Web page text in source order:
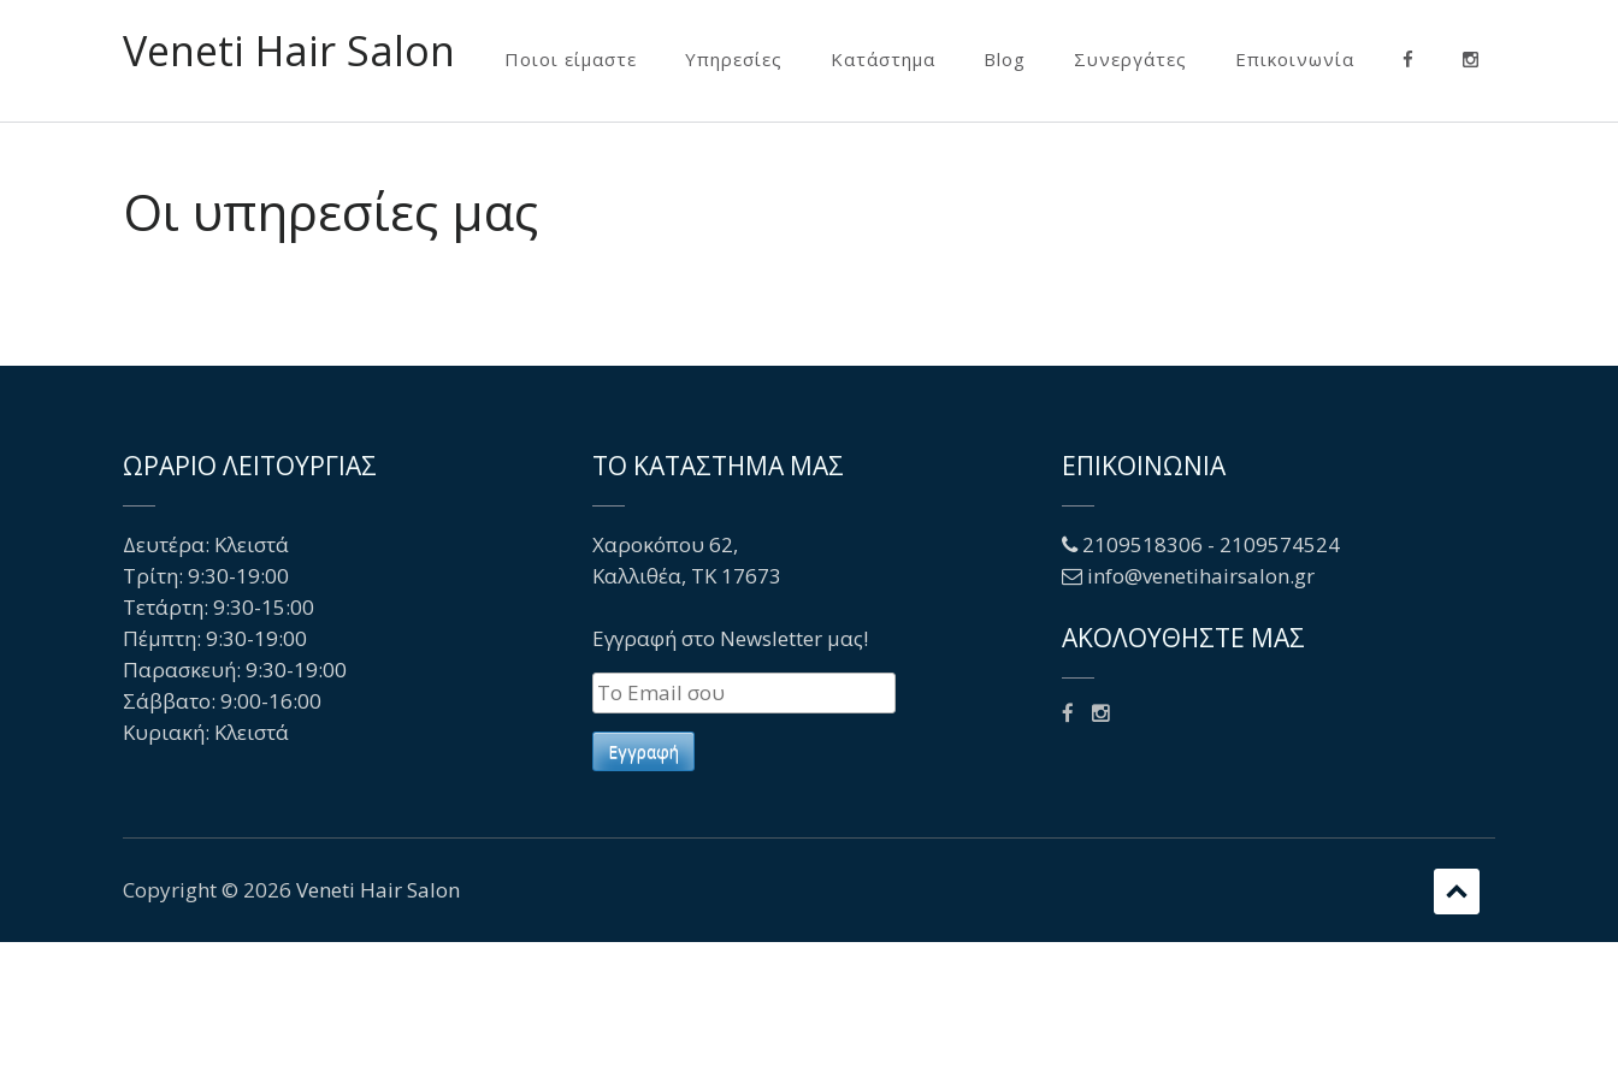
Veneti Hair Salon Ποιοι είμαστε Υπηρεσίες Κατάστημα Blog Συνεργάτες Επικοινωνία
Οι υπηρεσίες μας
ΩΡΑΡΙΟ ΛΕΙΤΟΥΡΓΙΑΣ
Δευτέρα: Κλειστά
Τρίτη: 9:30-19:00
Τετάρτη: 9:30-15:00
Πέμπτη: 9:30-19:00
Παρασκευή: 9:30-19:00
Σάββατο: 9:00-16:00
Κυριακή: Κλειστά
ΤΟ ΚΑΤΑΣΤΗΜΑ ΜΑΣ
Χαροκόπου 62,
Καλλιθέα, TK 17673
Εγγραφή στο Newsletter μας!
ΕΠΙΚΟΙΝΩΝΙΑ
2109518306 - 2109574524
info@venetihairsalon.gr
ΑΚΟΛΟΥΘΗΣΤΕ ΜΑΣ
Copyright © 2026 Veneti Hair Salon